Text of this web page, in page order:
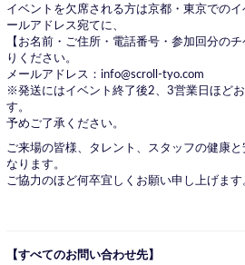
イベントを欠席される方は京都・東京での
ールアドレス宛てに、
【お名前・ご住所・電話番号・参加回分の
りください。
メールアドレス：info@scroll-tyo.com
※発送にはイベント終了後2、3営業日ほど
す。
予めご了承ください。
ご来場の皆様、タレント、スタッフの健康
なります。
ご協力のほど何卒宜しくお願い申し上げます
【すべてのお問い合わせ先】